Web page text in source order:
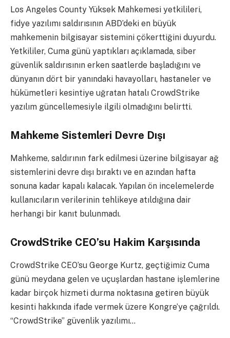
Los Angeles County Yüksek Mahkemesi yetkilileri,
fidye yazılımı saldırısının ABD’deki en büyük
mahkemenin bilgisayar sistemini çökerttiğini duyurdu.
Yetkililer, Cuma günü yaptıkları açıklamada, siber
güvenlik saldırısının erken saatlerde başladığını ve
dünyanın dört bir yanındaki havayolları, hastaneler ve
hükümetleri kesintiye uğratan hatalı CrowdStrike
yazılım güncellemesiyle ilgili olmadığını belirtti.
Mahkeme Sistemleri Devre Dışı
Mahkeme, saldırının fark edilmesi üzerine bilgisayar ağ
sistemlerini devre dışı bıraktı ve en azından hafta
sonuna kadar kapalı kalacak. Yapılan ön incelemelerde
kullanıcıların verilerinin tehlikeye atıldığına dair
herhangi bir kanıt bulunmadı.
CrowdStrike CEO’su Hakim Karşısında
CrowdStrike CEO’su George Kurtz, geçtiğimiz Cuma
günü meydana gelen ve uçuşlardan hastane işlemlerine
kadar birçok hizmeti durma noktasına getiren büyük
kesinti hakkında ifade vermek üzere Kongre’ye çağrıldı.
“CrowdStrike” güvenlik yazılımı…